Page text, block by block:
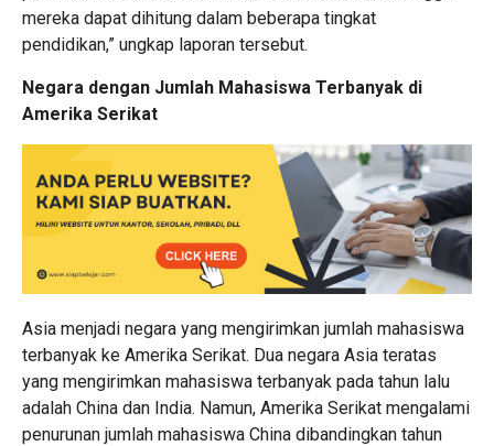
mereka dapat dihitung dalam beberapa tingkat
pendidikan,” ungkap laporan tersebut.
Negara dengan Jumlah Mahasiswa Terbanyak di
Amerika Serikat
Asia menjadi negara yang mengirimkan jumlah mahasiswa
terbanyak ke Amerika Serikat. Dua negara Asia teratas
yang mengirimkan mahasiswa terbanyak pada tahun lalu
adalah China dan India. Namun, Amerika Serikat mengalami
penurunan jumlah mahasiswa China dibandingkan tahun